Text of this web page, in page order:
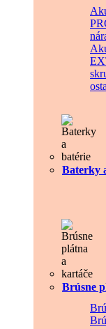
Baterky
Brúsne